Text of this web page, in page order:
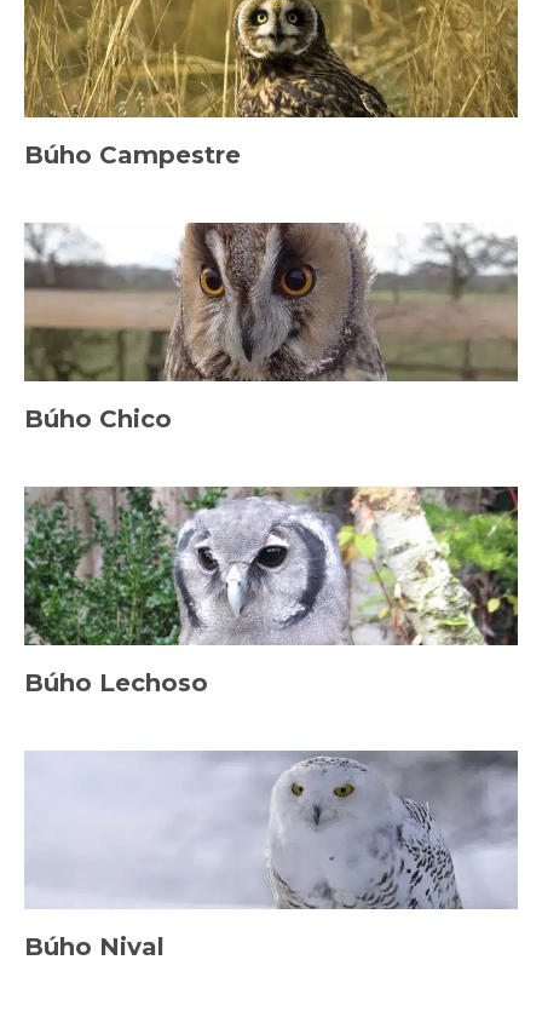
Búho Campestre
Búho Chico
Búho Lechoso
Búho Nival